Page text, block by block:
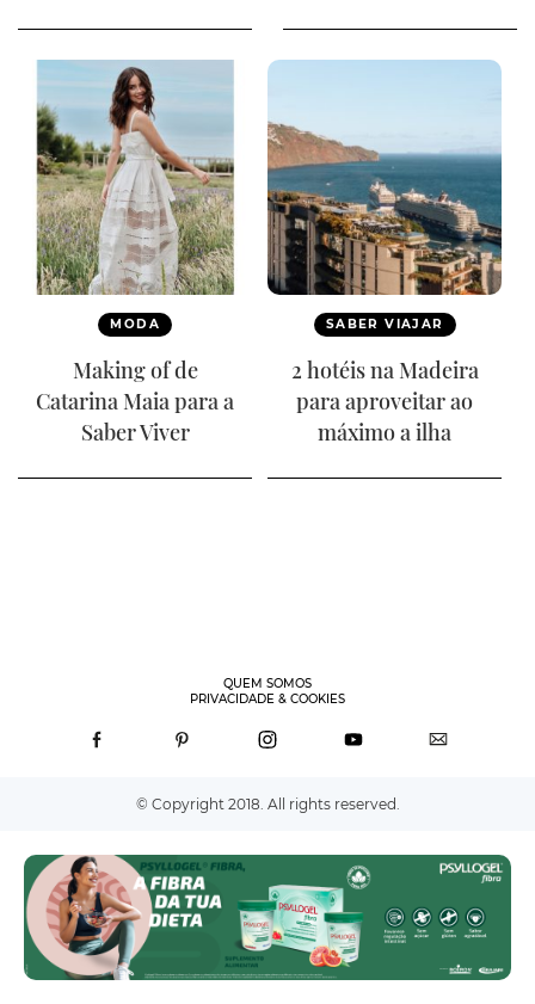
MODA
Making of de
Catarina Maia para a
Saber Viver
SABER VIAJAR
2 hotéis na Madeira
para aproveitar ao
máximo a ilha
QUEM SOMOS
PRIVACIDADE & COOKIES
© Copyright 2018. All rights reserved.